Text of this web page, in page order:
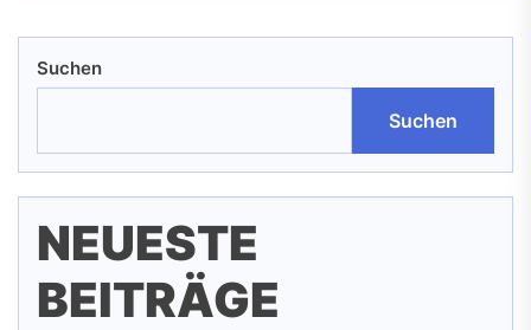
Suchen
Suchen
NEUESTE
BEITRÄGE